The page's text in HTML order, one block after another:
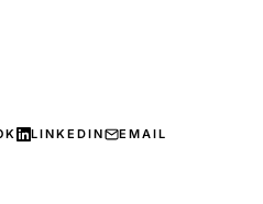
LINKEDIN EMAIL